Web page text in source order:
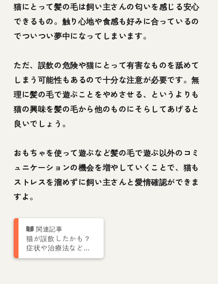
猫にとって髪の毛は飼い主さんの匂いを感じる安心
できるもの。触り心地や食感も好みに合っているの
でついつい夢中になってしまいます。
ただ、誤飲の危険や猫にとって有害なものを舐めて
しまう可能性もあるので十分な注意が必要です。無
理に髪の毛で遊ぶことをやめさせる、というよりも
猫の興味を髪の毛から他のものにそらしてあげると
良いでしょう。
おもちゃを使って遊ぶなど髪の毛で遊ぶ以外のコミ
ュニケーションの機会を増やしていくことで、猫も
ストレスを溜めずに飼い主さんと愛情確認ができま
すよ。
猫が誤飲したかも？
症状や治療法などを
猫専門獣医師が解説